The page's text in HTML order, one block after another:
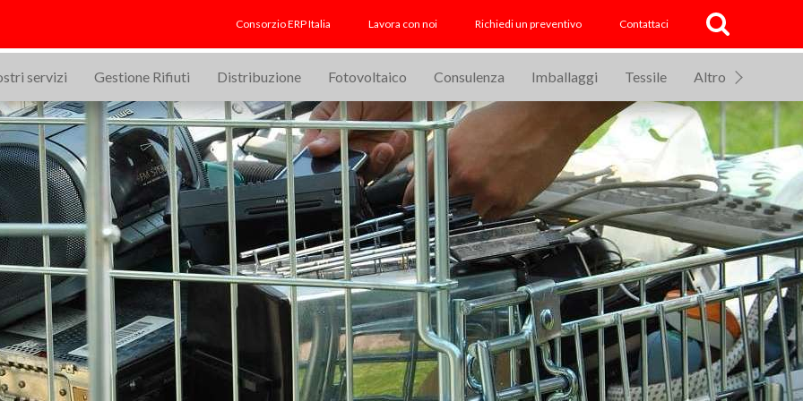
Consorzio ERP Italia Lavora con noi Richiedi un preventivo Contattaci
servizi Gestione Rifiuti Distribuzione Fotovoltaico Consulenza Imballaggi Tessile Altro